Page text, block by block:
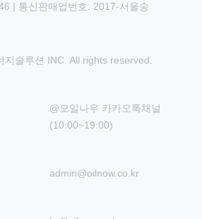
| 통신판매업번호: 2017-서울송
지솔루션 INC. All rights reserved.
@오일나우 카카오톡채널
(10:00~19:00)
admin@oilnow.co.kr